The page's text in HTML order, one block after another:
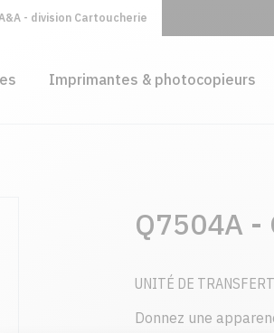
- division Cartoucherie
Imprimantes & photocopieurs
Q7504A -
UNITÉ DE TRANSFERT
Donnez une